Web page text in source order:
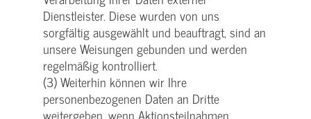
Dienstleister. Diese wurden von uns
sorgfältig ausgewählt und beauftragt, sind an
unsere Weisungen gebunden und werden
regelmäßig kontrolliert.
(3) Weiterhin können wir Ihre
personenbezogenen Daten an Dritte